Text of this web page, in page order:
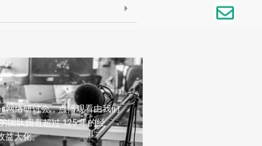
网络研讨会，点播观看由我们
团队拥有超过 125 年的经
益大化。